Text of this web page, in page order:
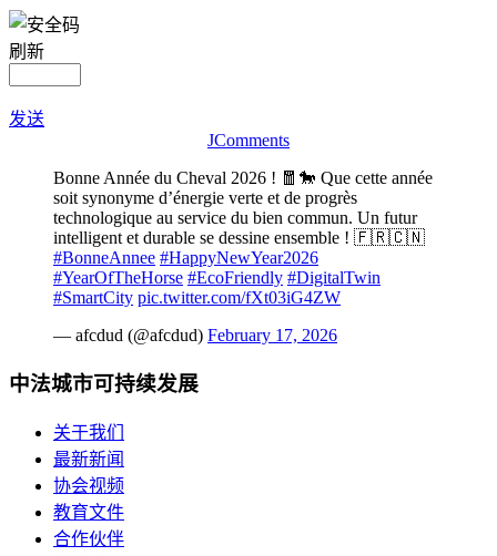
刷新
发送
JComments
Bonne Année du Cheval 2026 ! 🧧🐎 Que cette année
soit synonyme d’énergie verte et de progrès
technologique au service du bien commun. Un futur
intelligent et durable se dessine ensemble ! 🇫🇷🇨🇳
#BonneAnnee #HappyNewYear2026
#YearOfTheHorse #EcoFriendly #DigitalTwin
#SmartCity pic.twitter.com/fXt03iG4ZW
— afcdud (@afcdud) February 17, 2026
中法城市可持续发展
关于我们
最新新闻
协会视频
教育文件
合作伙伴